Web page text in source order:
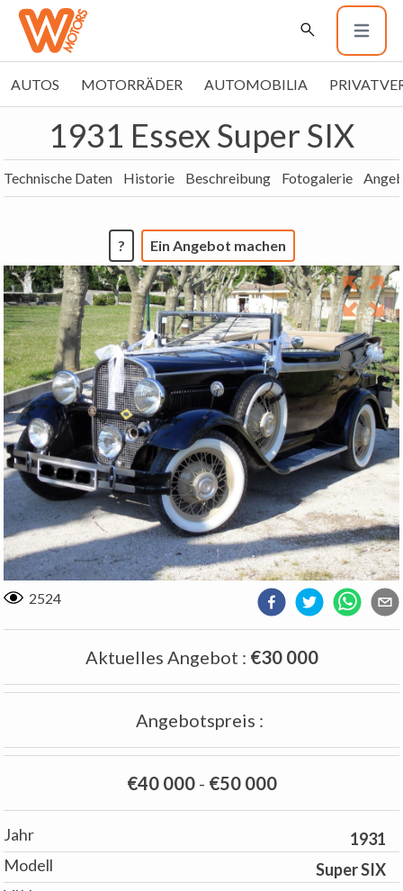
AUTOS MOTORRÄDER AUTOMOBILIA
1931 Essex Super SIX
Technische Daten Historie Beschreibung Fotogalerie
? Ein Angebot machen
2524
Aktuelles Angebot : €30 000
Angebotspreis :
€40 000- €50 000
Jahr
1931
Modell
Super SIX